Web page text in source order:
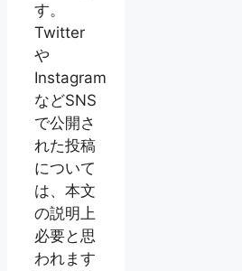
す。
Twitter
や
Instagram
などSNS
で公開さ
れた投稿
について
は、本文
の説明上
必要と思
われます